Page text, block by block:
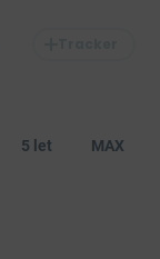
5 let MAX